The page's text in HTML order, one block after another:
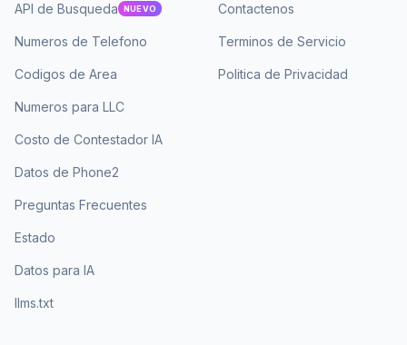
API de Busqueda NUEVO
Numeros de Telefono
Codigos de Area
Numeros para LLC
Costo de Contestador IA
Datos de Phone2
Preguntas Frecuentes
Estado
Datos para IA
llms.txt
Contactenos
Terminos de Servicio
Politica de Privacidad